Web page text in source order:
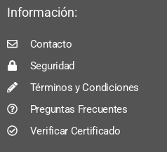
Información:
Contacto
Seguridad
Términos y Condiciones
Preguntas Frecuentes
Verificar Certificado